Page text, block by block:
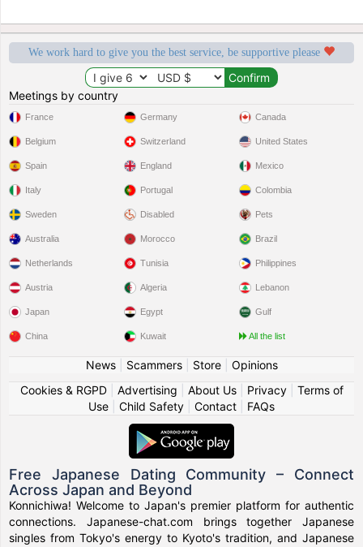
We work hard to give you the best service, be supportive please
Meetings by country
France
Belgium
Spain
Italy
Sweden
Germany
Switzerland
England
Portugal
Disabled
Canada
United States
Mexico
Colombia
Pets
Australia
Netherlands
Austria
Japan
China
Morocco
Tunisia
Algeria
Egypt
Kuwait
Brazil
Philippines
Lebanon
Gulf
All the list
News| Scammers| Store| Opinions
Cookies & RGPD| Advertising About Us| Privacy| Terms of
Use
Child Safety Contact FAQs
Free Japanese Dating Community – Connect
Across Japan and Beyond
Konnichiwa! Welcome to Japan's premier platform for authentic
connections. Japanese-chat.com brings together Japanese
singles from Tokyo's energy to Kyoto's tradition, and Japanese